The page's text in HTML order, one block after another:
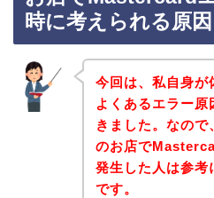
時に考えられる原
今回は、私自身
よくあるエラー
きました。なの
のお店で
発生した人は参考
です。